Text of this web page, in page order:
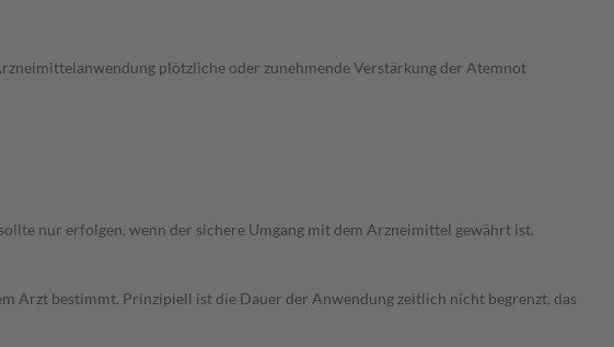
plötzliche oder zunehmende Verstärkung der Atemnot
nur erfolgen, wenn der sichere Umgang mit dem Arzneimittel gewährt ist.
Arzt bestimmt. Prinzipiell ist die Dauer der Anwendung zeitlich nicht begrenzt, das